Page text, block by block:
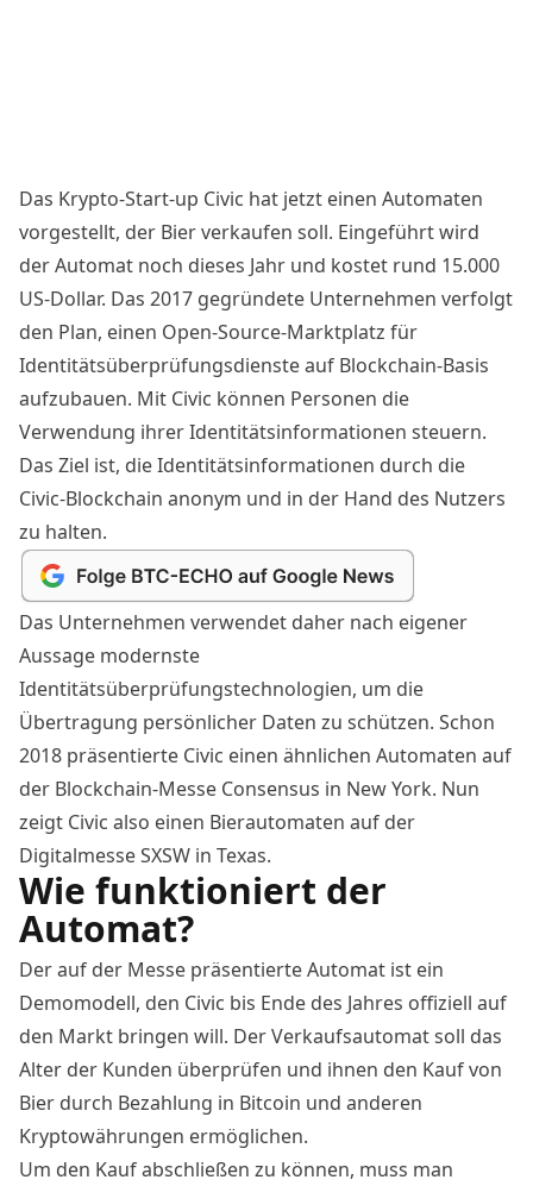
Das Krypto-Start-up Civic hat jetzt einen Automaten
vorgestellt, der Bier verkaufen soll. Eingeführt wird
der Automat noch dieses Jahr und kostet rund 15.000
US-Dollar. Das 2017 gegründete Unternehmen verfolgt
den Plan, einen Open-Source-Marktplatz für
Identitätsüberprüfungsdienste auf Blockchain-Basis
aufzubauen. Mit Civic können Personen die
Verwendung ihrer Identitätsinformationen steuern.
Das Ziel ist, die Identitätsinformationen durch die
Civic-Blockchain anonym und in der Hand des Nutzers
zu halten.
Das Unternehmen verwendet daher nach eigener
Aussage modernste
Identitätsüberprüfungstechnologien, um die
Übertragung persönlicher Daten zu schützen. Schon
2018 präsentierte Civic einen ähnlichen Automaten auf
der Blockchain-Messe Consensus in New York. Nun
zeigt Civic also einen Bierautomaten auf der
Digitalmesse SXSW in Texas.
Wie funktioniert der
Automat?
Der auf der Messe präsentierte Automat ist ein
Demomodell, den Civic bis Ende des Jahres offiziell auf
den Markt bringen will. Der Verkaufsautomat soll das
Alter der Kunden überprüfen und ihnen den Kauf von
Bier durch Bezahlung in Bitcoin und anderen
Kryptowährungen ermöglichen.
Um den Kauf abschließen zu können, muss man